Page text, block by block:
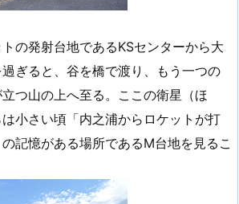
の発射台地であるKSセンターから大
ぎると、谷を橋で渡り、もう一つの
つ山の上へ至る。ここの衛星（ほ
小さい頃「内之浦からロケットが打
記憶がある場所であるM台地を見るこ